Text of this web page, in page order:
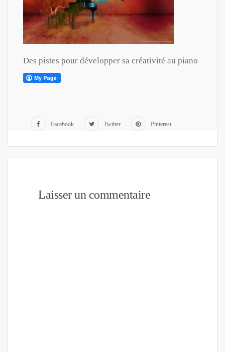
Des pistes pour développer sa créativité au piano
Facebook Twitter Pinterest
Laisser un commentaire